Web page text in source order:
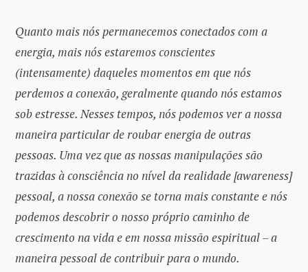
Quanto mais nós permanecemos conectados com a
energia, mais nós estaremos conscientes
(intensamente) daqueles momentos em que nós
perdemos a conexão, geralmente quando nós estamos
sob estresse. Nesses tempos, nós podemos ver a nossa
maneira particular de roubar energia de outras
pessoas. Uma vez que as nossas manipulações são
trazidas à consciência no nível da realidade [awareness]
pessoal, a nossa conexão se torna mais constante e nós
podemos descobrir o nosso próprio caminho de
crescimento na vida e em nossa missão espiritual – a
maneira pessoal de contribuir para o mundo.